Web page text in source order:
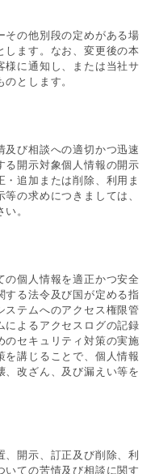
その他別段の定めがある場
します。なお、変更後の本
様に通知し、または当社サ
とします。
及び相談への適切かつ迅速
る開⽰対象個⼈情報の開⽰
追加または削除、利⽤ま
の求めにつきましては、
。
の個⼈情報を適正かつ安全
する法令及び国が定める指
ステムへのアクセス権限管
によるアクセスログの記録
のセキュリティ対策の実施
を講じることで、個⼈情報
、改ざん、及び漏えい等を
開⽰、訂正及び削除、利
いての苦情及び相談に関す